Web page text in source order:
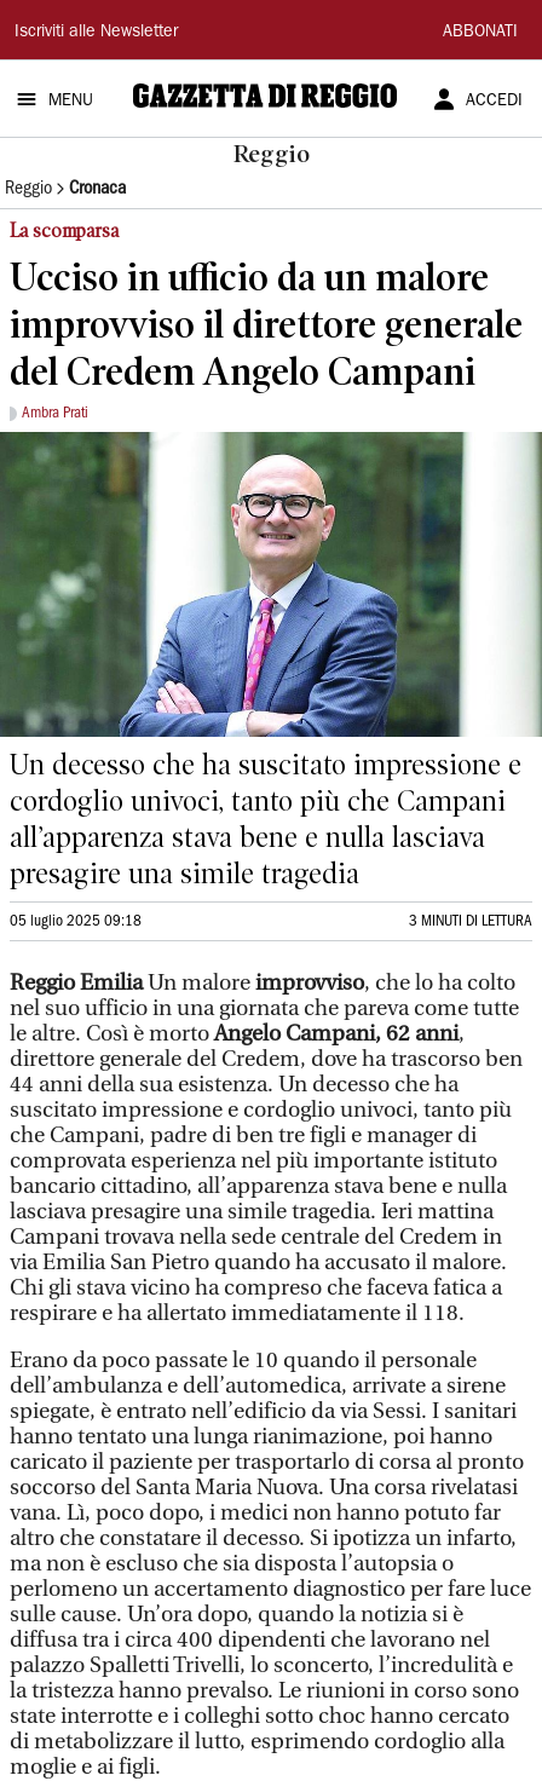
Gazzetta
di
Reggio
Iscriviti alle Newsletter ABBONATI
MENU ACCEDI
Reggio
Reggio Cronaca
La scomparsa
Ucciso in ufficio da un malore
improvviso il direttore generale
del Credem Angelo Campani
Ambra Prati
Un decesso che ha suscitato impressione e
cordoglio univoci, tanto più che Campani
all’apparenza stava bene e nulla lasciava
presagire una simile tragedia
05 luglio 2025 09:18 3 MINUTI DI LETTURA
Reggio EmiliaUn maloreimprovviso, che lo ha colto
nel suo ufficio in una giornata che pareva come tutte
le altre. Così è mortoAngelo Campani, 62 anni,
direttore generale del Credem, dove ha trascorso ben
44 anni della sua esistenza. Un decesso che ha
suscitato impressione e cordoglio univoci, tanto più
che Campani, padre di ben tre figli e manager di
comprovata esperienza nel più importante istituto
bancario cittadino, all’apparenza stava bene e nulla
lasciava presagire una simile tragedia. Ieri mattina
Campani trovava nella sede centrale del Credem in
via Emilia San Pietro quando ha accusato il malore.
Chi gli stava vicino ha compreso che faceva fatica a
respirare e ha allertato immediatamente il 118.
Erano da poco passate le 10 quando il personale
dell’ambulanza e dell’automedica, arrivate a sirene
spiegate, è entrato nell’edificio da via Sessi. I sanitari
hanno tentato una lunga rianimazione, poi hanno
caricato il paziente per trasportarlo di corsa al pronto
soccorso del Santa Maria Nuova. Una corsa rivelatasi
vana. Lì, poco dopo, i medici non hanno potuto far
altro che constatare il decesso. Si ipotizza un infarto,
ma non è escluso che sia disposta l’autopsia o
perlomeno un accertamento diagnostico per fare luce
sulle cause. Un’ora dopo, quando la notizia si è
diffusa tra i circa 400 dipendenti che lavorano nel
palazzo Spalletti Trivelli, lo sconcerto, l’incredulità e
la tristezza hanno prevalso. Le riunioni in corso sono
state interrotte e i colleghi sotto choc hanno cercato
di metabolizzare il lutto, esprimendo cordoglio alla
moglie e ai figli.